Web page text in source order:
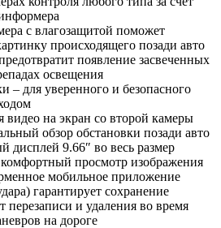
с влагозащитой поможет
происходящего позади авто
появление засвеченных
освещения
– для уверенного и безопасного
видео на экран со второй камеры
обзор обстановки позади авто
дисплей 9.66″ во весь размер
комфортный просмотр изображения
мобильное приложение
гарантирует сохранение
перезаписи и удаления во время
на дороге